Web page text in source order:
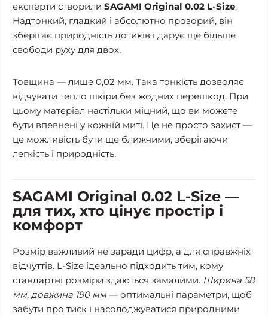
експерти створили SAGAMI Original 0.02 L-Size.
Надтонкий, гладкий і абсолютно прозорий, він
зберігає природність дотиків і дарує ще більше
свободи руху для двох.
Товщина — лише 0,02 мм. Така тонкість дозволяє
відчувати тепло шкіри без жодних перешкод. При
цьому матеріал настільки міцний, що ви можете
бути впевнені у кожній миті. Це не просто захист —
це можливість бути ще ближчими, зберігаючи
легкість і природність.
SAGAMI Original 0.02 L-Size —
для тих, хто цінує простір і
комфорт
Розмір важливий не заради цифр, а для справжніх
відчуттів. L-Size ідеально підходить тим, кому
стандартні розміри здаються замалими. Ширина 58
мм, довжина 190 мм— оптимальні параметри, щоб
забути про тиск і насолоджуватися природними